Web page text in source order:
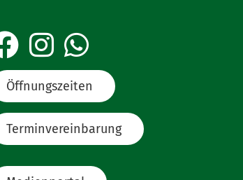
Öffnungszeiten
Terminvereinbarung